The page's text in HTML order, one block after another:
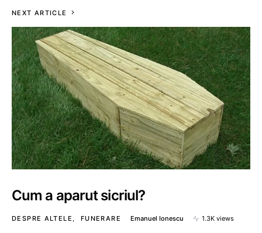
NEXT ARTICLE
Cum a aparut sicriul?
DESPRE ALTELE FUNERARE Emanuel Ionescu 1.3K views